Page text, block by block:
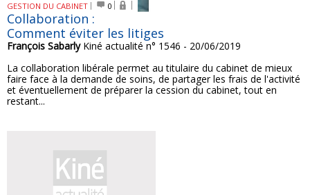
GESTION DU CABINET 0
Collaboration :
Comment éviter les litiges
François SabarlyKiné actualité n° 1546 - 20/06/2019
La collaboration libérale permet au titulaire du cabinet de mieux
faire face à la demande de soins, de partager les frais de l'activité
et éventuellement de préparer la cession du cabinet, tout en
restant...